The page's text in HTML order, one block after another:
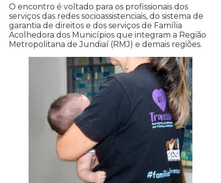
O encontro é voltado para os profissionais dos
serviços das redes socioassistenciais, do sistema de
garantia de direitos e dos serviços de Família
Acolhedora dos Municípios que integram a Região
Metropolitana de Jundiaí (RMJ) e demais regiões.